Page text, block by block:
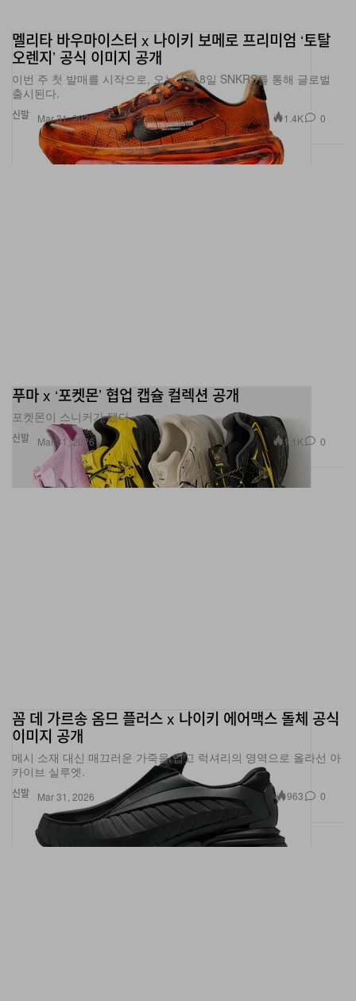
신발
멜리타 바우마이스터 x 나이키 보메로 프리미엄 ‘토탈
오렌지’ 공식 이미지 공개
이번 주 첫 발매를 시작으로, 오는 4월 8일 SNKRS를 통해 글로벌
출시된다.
Mar 31, 2026 1.4K 0
신발
푸마 x ‘포켓몬’ 협업 캡슐 컬렉션 공개
포켓몬이 스니커가 됐다.
Mar 31, 2026 1.1K 0
신발
꼼 데 가르송 옴므 플러스 x 나이키 에어맥스 돌체 공식
이미지 공개
메시 소재 대신 매끄러운 가죽을 입고 럭셔리의 영역으로 올라선 아
카이브 실루엣.
Mar 31, 2026 963 0